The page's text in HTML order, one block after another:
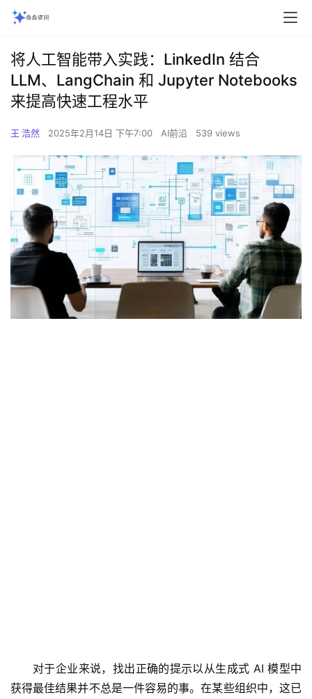
将人工智能带入实践：LinkedIn 结合
LLM、LangChain 和 Jupyter Notebooks
来提高快速工程水平
王 浩然 2025年2月14日 下午7:00 AI前沿 539 views
对于企业来说，找出正确的提示以从生成式 AI 模型中
获得最佳结果并不总是一件容易的事。在某些组织中，这已